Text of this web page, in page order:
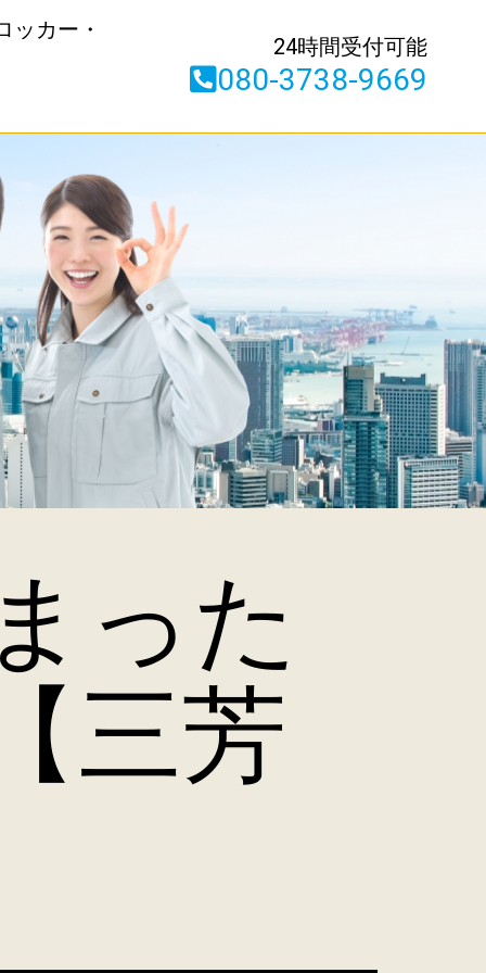
ッカー・
24時間受付可能
080-3738-9669
った
三芳